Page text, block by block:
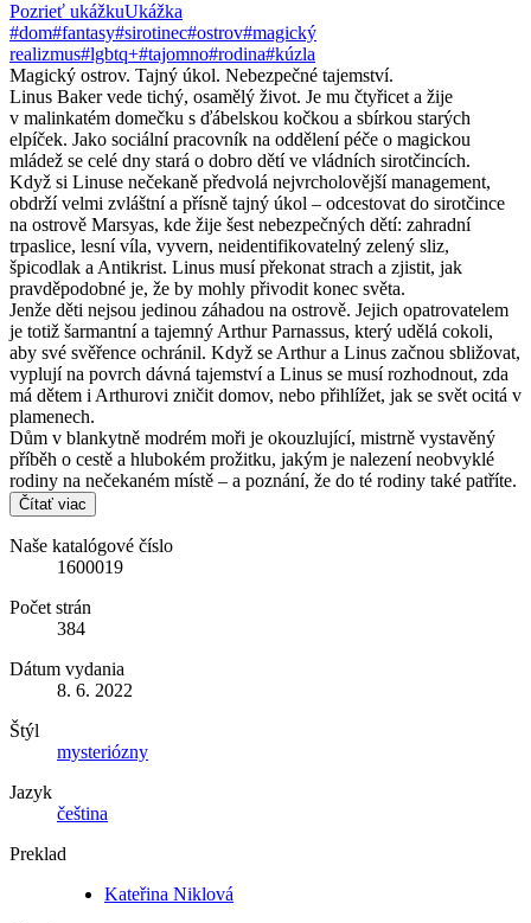
Pozrieť ukážkuUkážka
#dom#fantasy#sirotinec#ostrov#magický
realizmus#lgbtq+#tajomno#rodina#kúzla
Magický ostrov. Tajný úkol. Nebezpečné tajemství.
Linus Baker vede tichý, osamělý život. Je mu čtyřicet a žije
v malinkatém domečku s ďábelskou kočkou a sbírkou starých
elpíček. Jako sociální pracovník na oddělení péče o magickou
mládež se celé dny stará o dobro dětí ve vládních sirotčincích.
Když si Linuse nečekaně předvolá nejvrcholovější management,
obdrží velmi zvláštní a přísně tajný úkol – odcestovat do sirotčince
na ostrově Marsyas, kde žije šest nebezpečných dětí: zahradní
trpaslice, lesní víla, vyvern, neidentifikovatelný zelený sliz,
špicodlak a Antikrist. Linus musí překonat strach a zjistit, jak
pravděpodobné je, že by mohly přivodit konec světa.
Jenže děti nejsou jedinou záhadou na ostrově. Jejich opatrovatelem
je totiž šarmantní a tajemný Arthur Parnassus, který udělá cokoli,
aby své svěřence ochránil. Když se Arthur a Linus začnou sbližovat,
vyplují na povrch dávná tajemství a Linus se musí rozhodnout, zda
má dětem i Arthurovi zničit domov, nebo přihlížet, jak se svět ocitá v
plamenech.
Dům v blankytně modrém moři je okouzlující, mistrně vystavěný
příběh o cestě a hlubokém prožitku, jakým je nalezení neobvyklé
rodiny na nečekaném místě – a poznání, že do té rodiny také patříte.
Čítať viac
Naše katalógové číslo
1600019
Počet strán
384
Dátum vydania
8. 6. 2022
Štýl
mysteriózny
Jazyk
čeština
Preklad
Kateřina Niklová